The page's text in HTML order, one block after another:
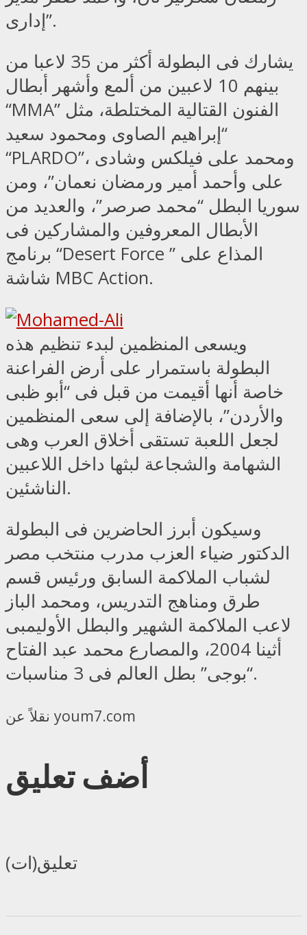
إدارى”.
يشارك فى البطولة أكثر من 35 لاعبا من
بينهم 10 لاعبين من ألمع وأشهر أبطال
“MMA” الفنون القتالية المختلطة، مثل
“إبراهيم الصاوى ومحمود سعيد
“PLARDO”، ومحمد على فيلكس وشادى
على وأحمد أمير ورمضان نعمان”، ومن
سوريا البطل “محمد صرصر”، والعديد من
الأبطال المعروفين والمشاركين فى
برنامج “Desert Force ” المذاع على
شاشة MBC Action.
ويسعى المنظمين لبدء تنظيم هذه
البطولة باستمرار على أرض الفراعنة
خاصة أنها أقيمت من قبل فى “أبو ظبى
والأردن”، بالإضافة إلى سعى المنظمين
لجعل اللعبة تستقى أخلاق العرب وهى
الشهامة والشجاعة لبثها داخل اللاعبين
الناشئين.
وسيكون أبرز الحاضرين فى البطولة
الدكتور ضياء العزب مدرب منتخب مصر
لشباب الملاكمة السابق ورئيس قسم
طرق ومناهج التدريس، ومحمد الباز
لاعب الملاكمة الشهير والبطل الأوليمبى
أثينا 2004، والمصارع محمد عبد الفتاح
“بوجى” بطل العالم فى 3 مناسبات.
نقلاً عن youm7.com
أضف تعليق
تعليق(ات)